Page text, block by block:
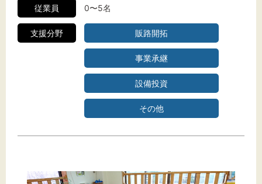
従業員 0〜5名
支援分野 販路開拓
事業承継
設備投資
その他